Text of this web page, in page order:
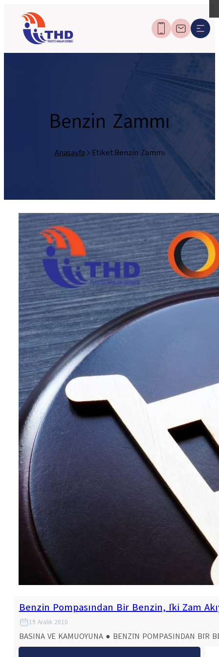
Benzin Zammı
Anasayfa Etiket:Benzin Zammı
Benzin Pompasından Bir Benzin, İki Zam
19 Aralık 2010
BASINA VE KAMUOYUNA ● BENZİN POMPASINDAN BİR